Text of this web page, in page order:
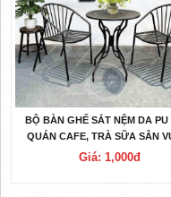
BỘ BÀN GHẾ SẮT NỆM DA PU
QUÁN CAFE, TRÀ SỮA SÂN
Giá: 1,000đ